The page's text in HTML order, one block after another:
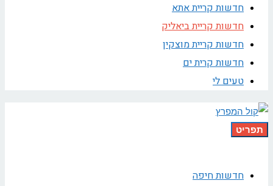
חדשות קריית אתא
חדשות קריית ביאליק
חדשות קריית מוצקין
חדשות קרית ים
טעים לי
תפריט
חדשות חיפה